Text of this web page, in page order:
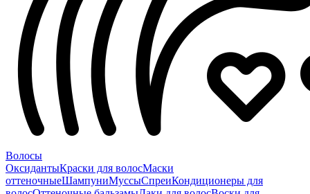
Волосы
ОксидантыКраски для волосМаски
оттеночныеШампуниМуссыСпреиКондиционеры для